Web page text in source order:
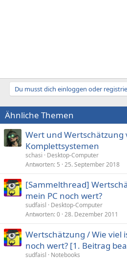
Du musst dich einloggen oder
Ähnliche Themen
Wert und
Komplettsystemen
schasi
Desktop-Computer
Antworten 5 25. September 2018
[Sammelthread]
mein PC noch wert?
sudfaisl
Desktop-Computer
Antworten 0 28. Dezember 2011
Wertschätzung / Wie viel
noch wert? [1. Beitrag
sudfaisl
Notebooks